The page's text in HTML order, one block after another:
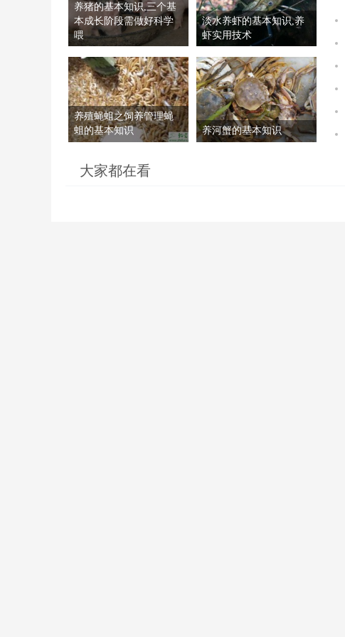
养猪的基本知识,三个基
本成长阶段需做好科学
喂
淡水养虾的基本知识,养
虾实用技术
养殖蝇蛆之饲养管理蝇
蛆的基本知识
养河蟹的基本知识
大家都在看